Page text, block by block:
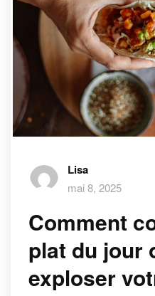
Lisa
mai 8, 2025
Comment
plat du jour
exploser